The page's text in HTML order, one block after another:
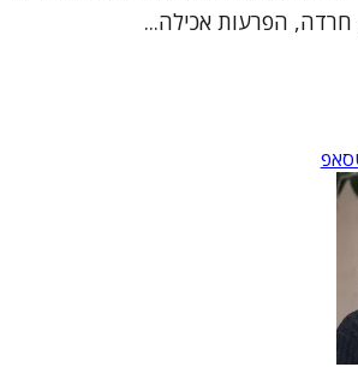
חרדה, הפרעות אכילה...